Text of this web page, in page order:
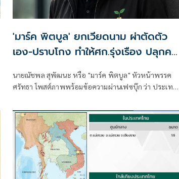
'มาร์ค พิตบูล' ยกเวียดนาม ผ่าตัดตัว
เอง-ปราบโกง ทำให้ศก.รุ่งเรือง ปลุกคน
นายณัชพล สุพัฒนะ หรือ "มาร์ค พิตบูล" หัวหน้าพรรค
ศรัทธา โพสต์ภาพพร้อมข้อความผ่านเฟซบุ๊ก ว่า ประเทศ